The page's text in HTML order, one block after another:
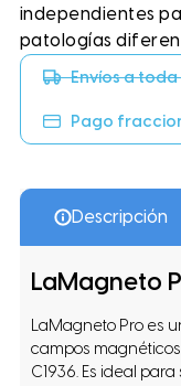
independientes
patologías
Envíos a
Pago
Descripción
LaMagneto
LaMagneto Pro es
campos
C1936. Es ideal